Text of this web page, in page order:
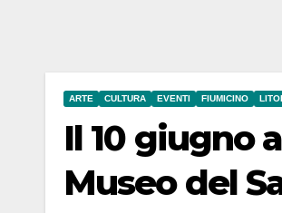
ARTE CULTURA EVENTI FIUMICINO
Il 10 giugno
Museo del